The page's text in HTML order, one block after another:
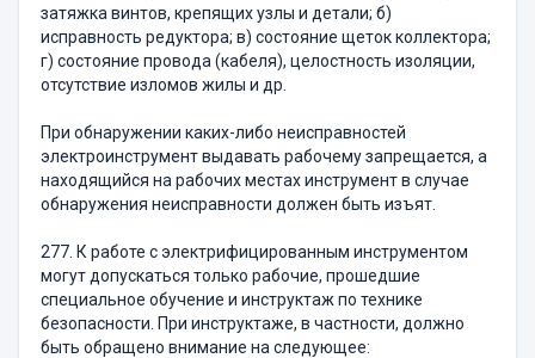
затяжка винтов, крепящих узлы и детали; б)
исправность редуктора; в) состояние щеток коллектора;
г) состояние провода (кабеля), целостность изоляции,
отсутствие изломов жилы и др.
При обнаружении каких-либо неисправностей
электроинструмент выдавать рабочему запрещается, а
находящийся на рабочих местах инструмент в случае
обнаружения неисправности должен быть изъят.
277. К работе с электрифицированным инструментом
могут допускаться только рабочие, прошедшие
специальное обучение и инструктаж по технике
безопасности. При инструктаже, в частности, должно
быть обращено внимание на следующее: